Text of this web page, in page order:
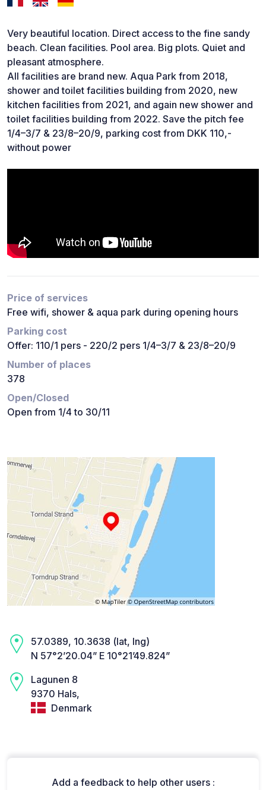
Very beautiful location. Direct access to the fine sandy
beach. Clean facilities. Pool area. Big plots. Quiet and
pleasant atmosphere.
All facilities are brand new. Aqua Park from 2018,
shower and toilet facilities building from 2020, new
kitchen facilities from 2021, and again new shower and
toilet facilities building from 2022. Save the pitch fee
1/4–3/7 & 23/8–20/9, parking cost from DKK 110,-
without power
Price of services
Free wifi, shower & aqua park during opening hours
Parking cost
Offer: 110/1 pers - 220/2 pers 1/4–3/7 & 23/8–20/9
Number of places
378
Open/Closed
Open from 1/4 to 30/11
57.0389, 10.3638 (lat, lng)
N 57°2’20.04” E 10°21’49.824”
Lagunen 8
9370 Hals,
Denmark
Add a feedback to help other users :